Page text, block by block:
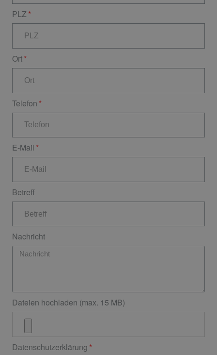
PLZ
Ort
Telefon
E-Mail
Betreff
Nachricht
Dateien hochladen (max. 15 MB)
Datenschutzerklärung